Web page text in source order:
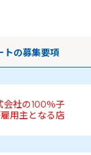
トの募集要項
会社の100％子
用主となる店